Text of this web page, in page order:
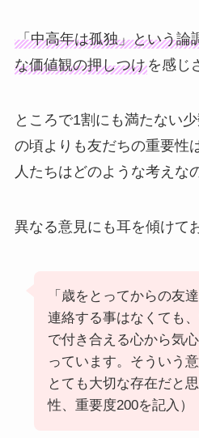
「中高年は孤独」という論
な価値観の押しつけを感じ
ところで1割にも満たない
の頃よりも友だちの重要性
人たちはどのような考えな
異なる意見にも耳を傾けて
「歳をとってからの友
連絡する事はなくても
で付き合える心から気
っています。そういう
とても大切な存在だと
性、重要度200を記入）